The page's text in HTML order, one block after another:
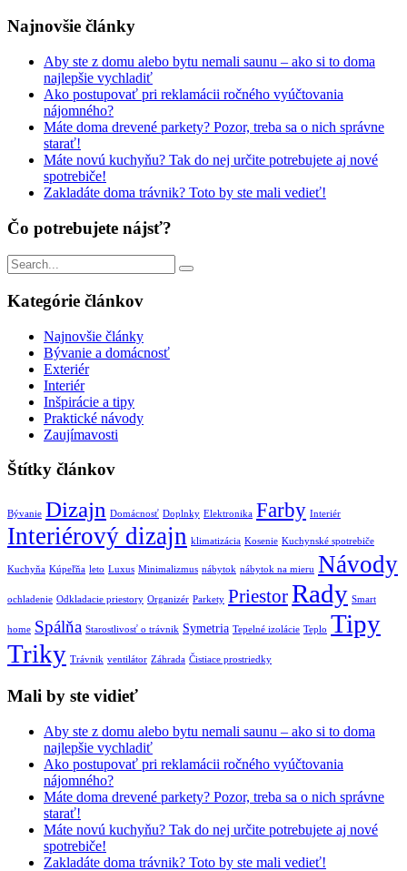
Najnovšie články
Aby ste z domu alebo bytu nemali saunu – ako si to doma
najlepšie vychladiť
Ako postupovať pri reklamácii ročného vyúčtovania
nájomného?
Máte doma drevené parkety? Pozor, treba sa o nich správne
starať!
Máte novú kuchyňu? Tak do nej určite potrebujete aj nové
spotrebiče!
Zakladáte doma trávnik? Toto by ste mali vedieť!
Čo potrebujete nájsť?
Vyhľadávanie
pre:
Kategórie článkov
Najnovšie články
Bývanie a domácnosť
Exteriér
Interiér
Inšpirácie a tipy
Praktické návody
Zaujímavosti
Štítky článkov
Bývanie Dizajn Domácnosť Doplnky Elektronika Farby Interiér
Interiérový dizajn klimatizácia Kosenie Kuchynské spotrebiče
Kuchyňa Kúpeľňa leto Luxus Minimalizmus nábytok nábytok na mieru Návody
ochladenie Odkladacie priestory Organizér Parkety PriestorRady Smart
home Spálňa Starostlivosť o trávnik Symetria Tepelné izolácie Teplo Tipy
Triky Trávnik ventilátor Záhrada Čistiace prostriedky
Mali by ste vidieť
Aby ste z domu alebo bytu nemali saunu – ako si to doma
najlepšie vychladiť
Ako postupovať pri reklamácii ročného vyúčtovania
nájomného?
Máte doma drevené parkety? Pozor, treba sa o nich správne
starať!
Máte novú kuchyňu? Tak do nej určite potrebujete aj nové
spotrebiče!
Zakladáte doma trávnik? Toto by ste mali vedieť!